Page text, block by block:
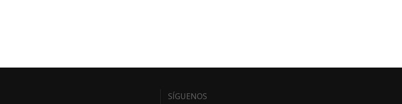
SÍGUENOS